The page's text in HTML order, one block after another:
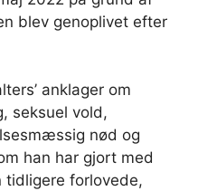
blev genoplivet efter
anklager om
seksuel vold,
nød og
han har gjort med
forlovede,